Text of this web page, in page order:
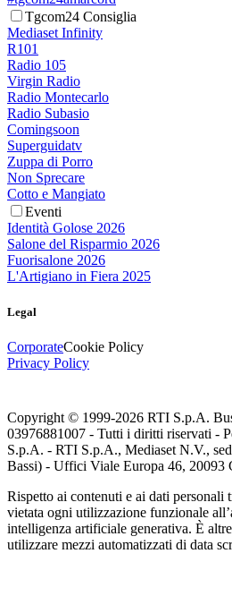
Tgcom24 Consiglia
Mediaset Infinity
R101
Radio 105
Virgin Radio
Radio Montecarlo
Radio Subasio
Comingsoon
Superguidatv
Zuppa di Porro
Non Sprecare
Cotto e Mangiato
Eventi
Identità Golose 2026
Salone del Risparmio 2026
Fuorisalone 2026
L'Artigiano in Fiera 2025
Legal
CorporateCookie Policy
Privacy Policy
Copyright © 1999-2026 RTI S.p.A.
03976881007 - Tutti i diritti riservati -
S.p.A. - RTI S.p.A., Mediaset N.V.,
Bassi) - Uffici Viale Europa 46, 20093
Rispetto ai contenuti e ai dati personali
vietata ogni utilizzazione funzionale
intelligenza artificiale generativa. È
utilizzare mezzi automatizzati di data